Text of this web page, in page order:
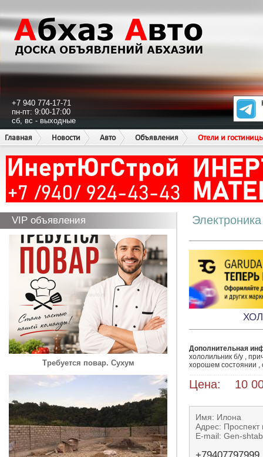
+7 940 774-17-71
пн-пт: 9:00-17:00
сб, вс - выходные
Главная
Новости Авто Объявления Отели и
VIP объявления
Требуется повар. Сухум
Электроника
Дополнительная
хололильник б/у ,
хорошем состоянии ,
Цена: 10
Имя: Илона
Адрес: Проспект
E-mail: Gen-